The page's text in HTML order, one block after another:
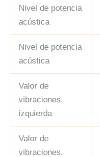
Nivel de potencia
acústica
Nivel de potencia
acústica
Valor de
vibraciones,
izquierda
Valor de
vibraciones,